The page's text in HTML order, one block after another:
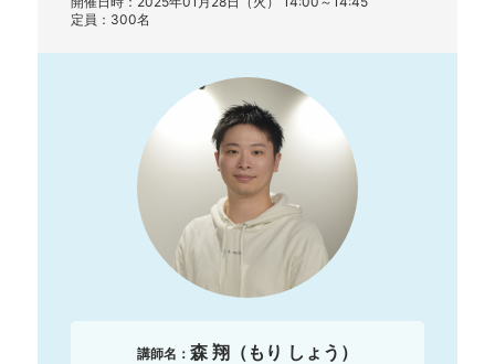
定員：300名
講師名： 森 翔（もり しょう）